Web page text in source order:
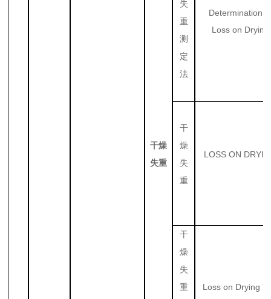
干燥
失重
失
重
测
定
法
Determination
Loss on Drying
干
燥
失
重
LOSS ON
干
燥
失
重
Loss on Drying